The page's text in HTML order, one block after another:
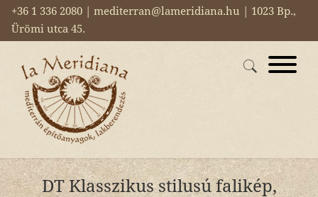
+36 1 336 2080 | mediterran@lameridiana.hu | 1023 Bp.,
Ürömi utca 45.
DT Klasszikus stilusú falikép,